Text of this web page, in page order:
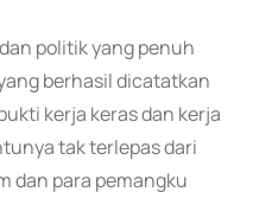
politik yang penuh
berhasil dicatatkan
kerja keras dan kerja
tak terlepas dari
dan para pemangku